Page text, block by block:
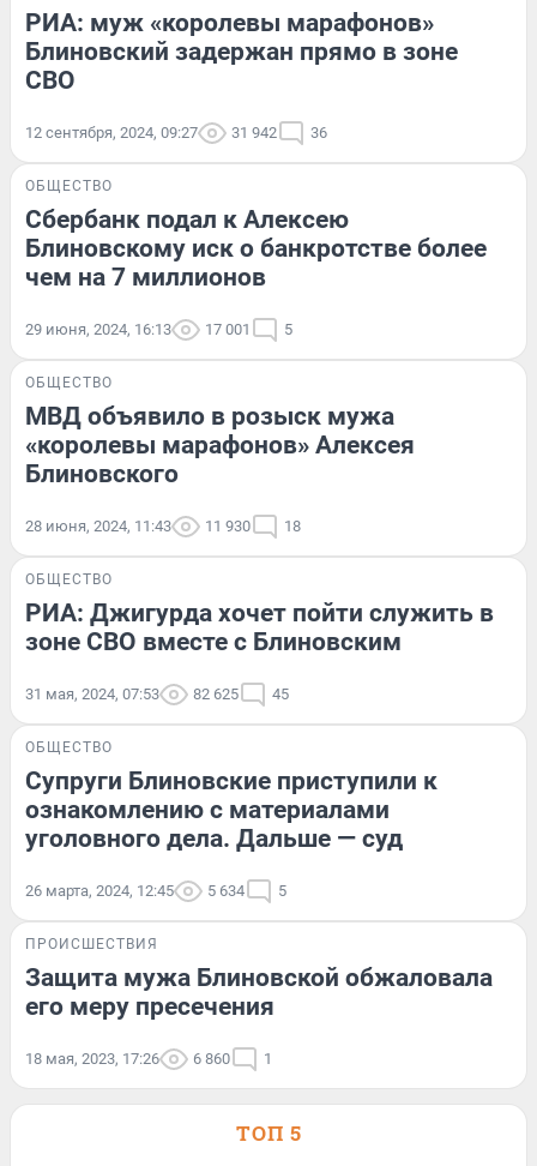
РИА: муж «королевы марафонов»
Блиновский задержан прямо в зоне
СВО
12 сентября, 2024, 09:27 31 942 36
ОБЩЕСТВО
Сбербанк подал к Алексею
Блиновскому иск о банкротстве более
чем на 7 миллионов
29 июня, 2024, 16:13 17 001 5
ОБЩЕСТВО
МВД объявило в розыск мужа
«королевы марафонов» Алексея
Блиновского
28 июня, 2024, 11:43 11 930 18
ОБЩЕСТВО
РИА: Джигурда хочет пойти служить в
зоне СВО вместе с Блиновским
31 мая, 2024, 07:53 82 625 45
ОБЩЕСТВО
Супруги Блиновские приступили к
ознакомлению с материалами
уголовного дела. Дальше — суд
26 марта, 2024, 12:45 5 634 5
ПРОИСШЕСТВИЯ
Защита мужа Блиновской обжаловала
его меру пресечения
18 мая, 2023, 17:26 6 860 1
ТОП 5